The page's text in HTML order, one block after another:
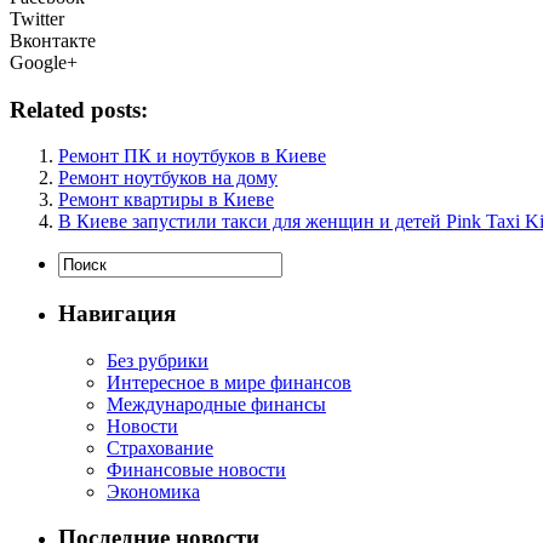
Twitter
Вконтакте
Google+
Related posts:
Ремонт ПК и ноутбуков в Киеве
Ремонт ноутбуков на дому
Ремонт квартиры в Киеве
В Киеве запустили такси для женщин и детей Pink Taxi
Навигация
Без рубрики
Интересное в мире финансов
Международные финансы
Новости
Страхование
Финансовые новости
Экономика